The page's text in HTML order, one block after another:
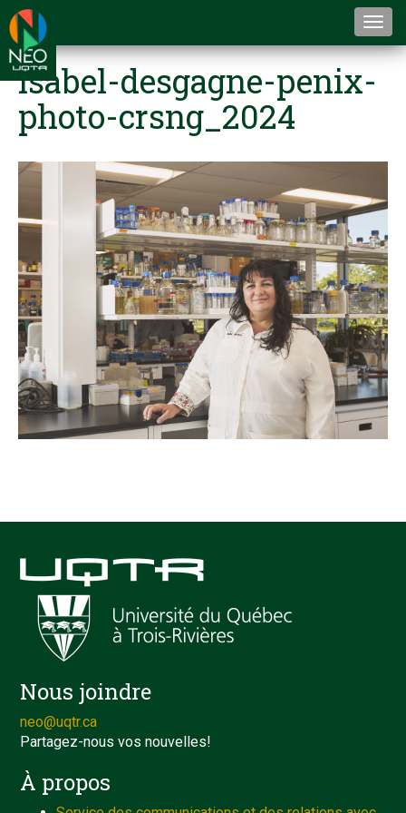
isabel-desgagne-penix-
photo-crsng_2024
Nous joindre
neo@uqtr.ca
Partagez-nous vos nouvelles!
À propos